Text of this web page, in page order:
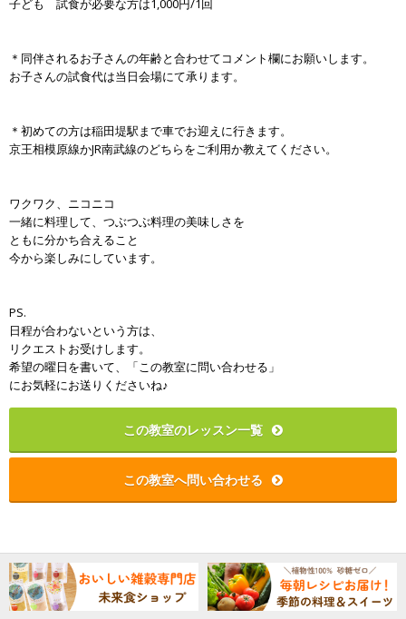
子ども 試食が必要な方は1,000円/1回
＊同伴されるお子さんの年齢と合わせてコメント欄にお願いします。
お子さんの試食代は当日会場にて承ります。
＊初めての方は稲田堤駅まで車でお迎えに行きます。
京王相模原線かJR南武線のどちらをご利用か教えてください。
ワクワク、ニコニコ
一緒に料理して、つぶつぶ料理の美味しさを
ともに分かち合えること
今から楽しみにしています。
PS.
日程が合わないという方は、
リクエストお受けします。
希望の曜日を書いて、「この教室に問い合わせる」
にお気軽にお送りくださいね♪
この教室のレッスン一覧
この教室へ問い合わせる